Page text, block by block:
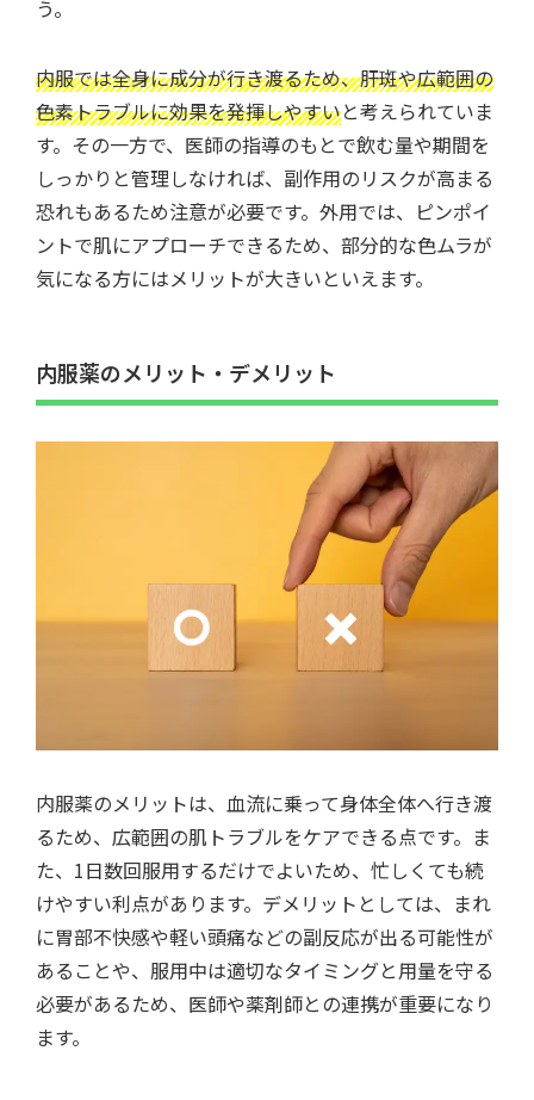
う。
内服では全身に成分が行き渡るため、肝斑や広範囲の
色素トラブルに効果を発揮しやすいと考えられていま
す。その一方で、医師の指導のもとで飲む量や期間を
しっかりと管理しなければ、副作用のリスクが高まる
恐れもあるため注意が必要です。外用では、ピンポイ
ントで肌にアプローチできるため、部分的な色ムラが
気になる方にはメリットが大きいといえます。
内服薬のメリット・デメリット
内服薬のメリットは、血流に乗って身体全体へ行き渡
るため、広範囲の肌トラブルをケアできる点です。ま
た、1日数回服用するだけでよいため、忙しくても続
けやすい利点があります。デメリットとしては、まれ
に胃部不快感や軽い頭痛などの副反応が出る可能性が
あることや、服用中は適切なタイミングと用量を守る
必要があるため、医師や薬剤師との連携が重要になり
ます。